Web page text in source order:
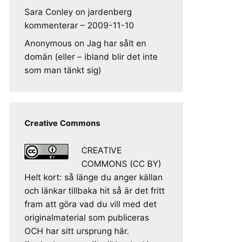
Sara Conley on jardenberg
kommenterar – 2009-11-10
Anonymous on Jag har sålt en
domän (eller – ibland blir det inte
som man tänkt sig)
Creative Commons
CREATIVE
COMMONS (CC BY)
Helt kort: så länge du anger källan
och länkar tillbaka hit så är det fritt
fram att göra vad du vill med det
originalmaterial som publiceras
OCH har sitt ursprung här.